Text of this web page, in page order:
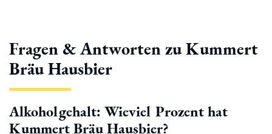
Fragen & Antworten zu Kummert
Bräu Hausbier
Alkoholgehalt: Wieviel Prozent hat
Kummert Bräu Hausbier?